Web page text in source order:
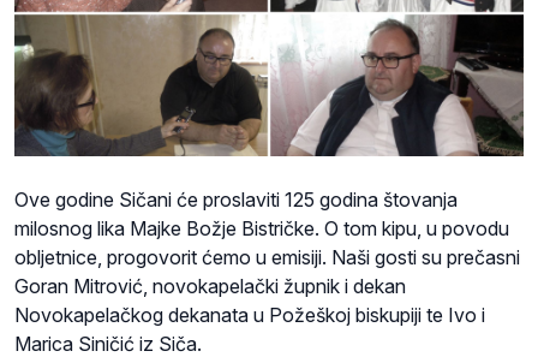
Ove godine Sičani će proslaviti 125 godina štovanja
milosnog lika Majke Božje Bistričke. O tom kipu, u povodu
obljetnice, progovorit ćemo u emisiji. Naši gosti su prečasni
Goran Mitrović, novokapelački župnik i dekan
Novokapelačkog dekanata u Požeškoj biskupiji te Ivo i
Marica Siničić iz Siča.